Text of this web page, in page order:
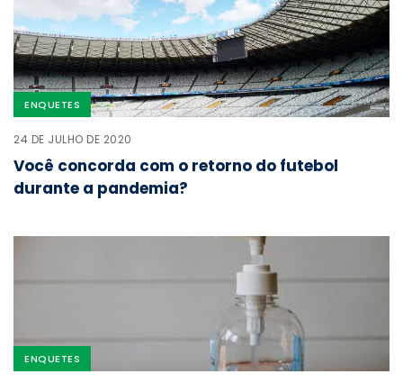
ENQUETES
24 DE JULHO DE 2020
Você concorda com o retorno do futebol
durante a pandemia?
ENQUETES